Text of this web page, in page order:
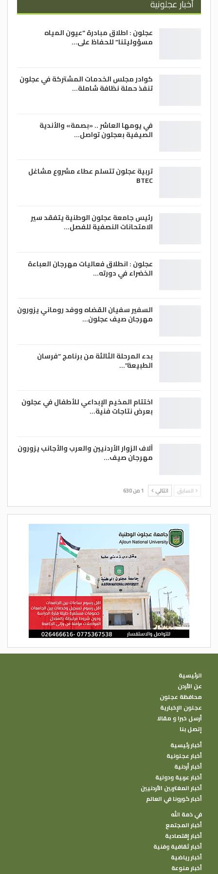
وختمت ام سليمان في يوم المرأة العالمي
للمجد والكرامة والصبر والتضحيات عنوان وكل
عام خير وبركة لكل سيدة تعمل من أجل وطنها
أخبار عجلونية
عجلون : اطلاق مبادرة “عيون المياه
مسؤوليتنا” للحفاظ على…
كوادر مجلس الخدمات المشتركة في عجلون
تنفذ حملة نظافة شاملة…
في يومها العاشر .. «بصمة» والأندية
الصيفية بعجلون تواصل…
تربية عجلون تتسلم عطاء مشروع مشاغل
BTEC
رئيس جامعة عجلون الوطنية يتفقد سير
الامتحانات النصفية للفصل…
عجلون : انطلاق فعاليات مهرجان العباءة
الخضراء في دورته…
السفير سفيان القضاه ووفد روماني يزورون
مهرجان صيف عجلون…
بدء المرحلة الثالثة من برنامج “فرسان
الطبيعة”…
اختتام المخيم الإبداعي للأطفال في عجلون
بعرض نتاجات فنية…
آلاف الزوار الأردنيين والعرب والأجانب يزورون
مهرجان صيف…
السابق التالي 1 من 630
الرئيسية
عن الأردن
محافظة عجلون
عجلون الإخبارية
أرسل خبرا و مقالا
إتصل بنا
أخبار رئيسية
أخبار عجلونية
أخبار أردنية
أخبار عربية ودولية
أخبار المغتربين الأردنيين
أخبار كورونا في العالم
في ذمة الله
أخبار المجتمع
أخبار إقتصادية
أخبار ثقافية وفنية
أخبار رياضية
أخبار منوعة